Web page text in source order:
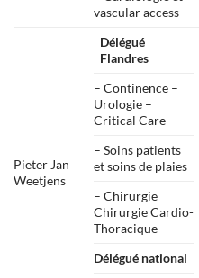
vascular access
Pieter Jan
Weetjens
Délégué
Flandres
– Continence –
Urologie –
Critical Care
– Soins patients
et soins de plaies
– Chirurgie
Chirurgie Cardio-
Thoracique
Délégué national